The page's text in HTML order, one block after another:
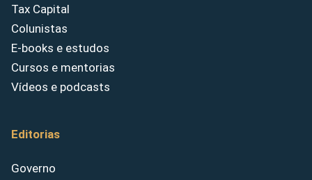
Tax Capital
Colunistas
E-books e estudos
Cursos e mentorias
Vídeos e podcasts
Editorias
Governo